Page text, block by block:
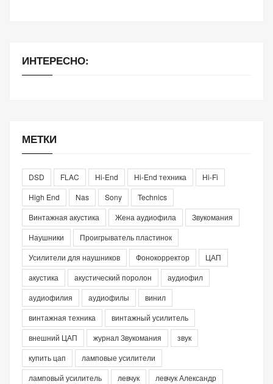
ИНТЕРЕСНО:
МЕТКИ
DSD FLAC Hi-End Hi-End техника
Hi-Fi
High End
Nas Sony
Technics
Винтажная акустика
Жена аудиофила
Звукомания
Наушники
Проигрыватель пластинок
Усилители для наушников
Фонокорректор
ЦАП
акустика
акустический поролон
аудиофил
аудиофилия
аудиофилы
винил
винтажная техника
винтажный усилитель
внешний ЦАП
журнал Звукомания
звук
купить цап
ламповые усилители
ламповый усилитель
левчук
левчук Александр